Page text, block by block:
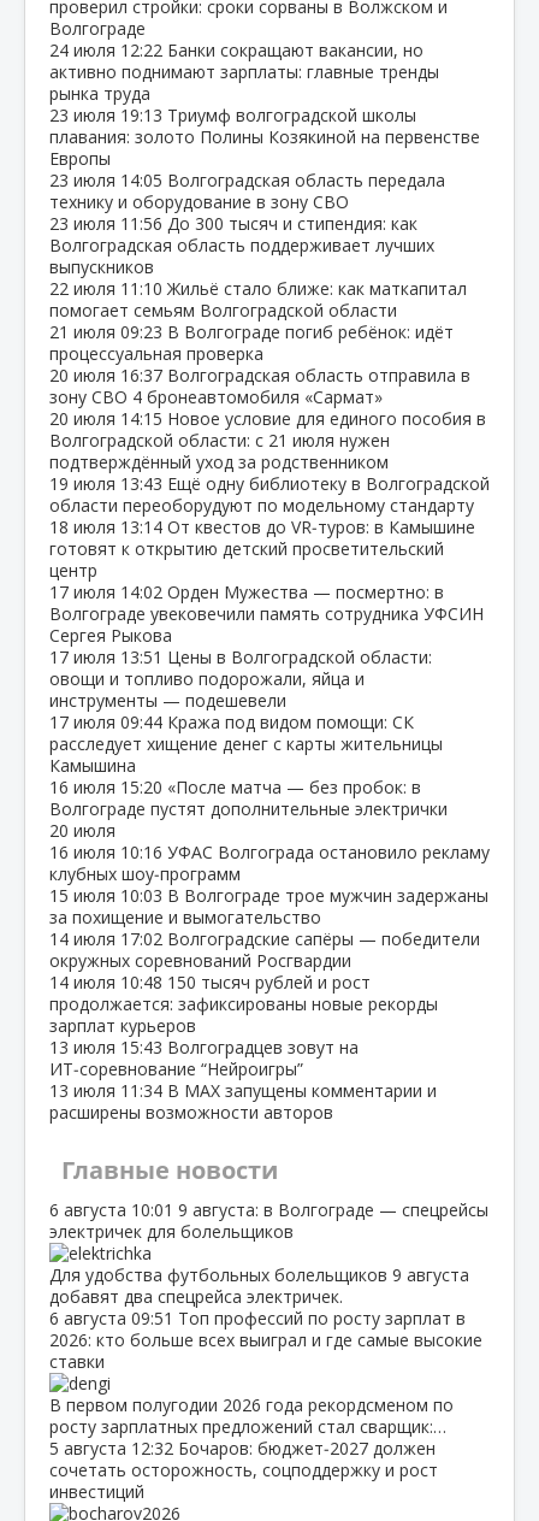
проверил стройки: сроки сорваны в Волжском и
Волгограде
24 июля 12:22 Банки сокращают вакансии, но
активно поднимают зарплаты: главные тренды
рынка труда
23 июля 19:13 Триумф волгоградской школы
плавания: золото Полины Козякиной на первенстве
Европы
23 июля 14:05 Волгоградская область передала
технику и оборудование в зону СВО
23 июля 11:56 До 300 тысяч и стипендия: как
Волгоградская область поддерживает лучших
выпускников
22 июля 11:10 Жильё стало ближе: как маткапитал
помогает семьям Волгоградской области
21 июля 09:23 В Волгограде погиб ребёнок: идёт
процессуальная проверка
20 июля 16:37 Волгоградская область отправила в
зону СВО 4 бронеавтомобиля «Сармат»
20 июля 14:15 Новое условие для единого пособия в
Волгоградской области: с 21 июля нужен
подтверждённый уход за родственником
19 июля 13:43 Ещё одну библиотеку в Волгоградской
области переоборудуют по модельному стандарту
18 июля 13:14 От квестов до VR‑туров: в Камышине
готовят к открытию детский просветительский
центр
17 июля 14:02 Орден Мужества — посмертно: в
Волгограде увековечили память сотрудника УФСИН
Сергея Рыкова
17 июля 13:51 Цены в Волгоградской области:
овощи и топливо подорожали, яйца и
инструменты — подешевели
17 июля 09:44 Кража под видом помощи: СК
расследует хищение денег с карты жительницы
Камышина
16 июля 15:20 «После матча — без пробок: в
Волгограде пустят дополнительные электрички
20 июля
16 июля 10:16 УФАС Волгограда остановило рекламу
клубных шоу‑программ
15 июля 10:03 В Волгограде трое мужчин задержаны
за похищение и вымогательство
14 июля 17:02 Волгоградские сапёры — победители
окружных соревнований Росгвардии
14 июля 10:48 150 тысяч рублей и рост
продолжается: зафиксированы новые рекорды
зарплат курьеров
13 июля 15:43 Волгоградцев зовут на
ИТ‑соревнование “Нейроигры”
13 июля 11:34 В МАХ запущены комментарии и
расширены возможности авторов
Главные новости
6 августа 10:01 9 августа: в Волгограде — спецрейсы
электричек для болельщиков
Для удобства футбольных болельщиков 9 августа
добавят два спецрейса электричек.
6 августа 09:51 Топ профессий по росту зарплат в
2026: кто больше всех выиграл и где самые высокие
ставки
В первом полугодии 2026 года рекордсменом по
росту зарплатных предложений стал сварщик:…
5 августа 12:32 Бочаров: бюджет‑2027 должен
сочетать осторожность, соцподдержку и рост
инвестиций